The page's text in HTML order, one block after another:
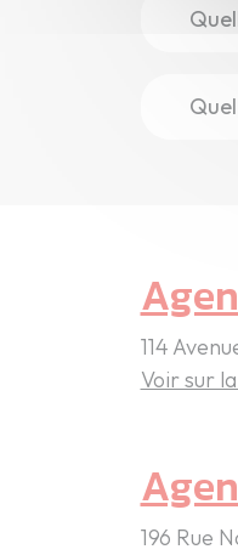
114
Voir sur
196 Rue